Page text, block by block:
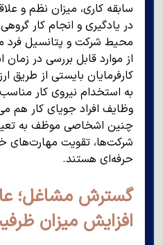
سابقه کاری، میزان نظم و
در یادگیری و انجام کار
محیط شرکت و پتانسیل فرد
از موارد قابل بررسی در
کارفرمایان بایستی از طریق
به استخدام نیروی کار
وظایف افراد جویای کار هم
چنین اشخاصی موظف به
شرکت‌ها، تقویت مهارت‌های
حرفه‌ای هستند.
گسترش مشاغل؛
افزایش میزان